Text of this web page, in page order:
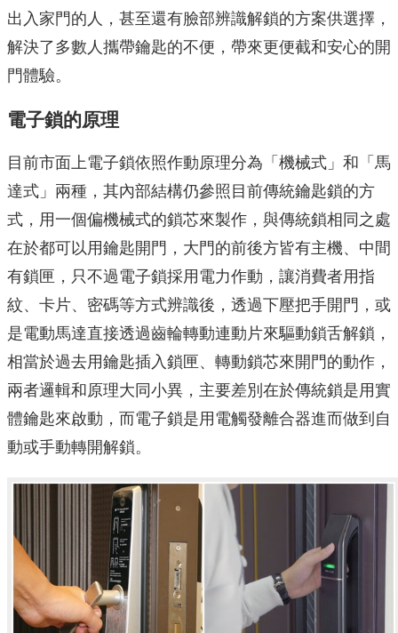
出入家門的人，甚至還有臉部辨識解鎖的方案供選擇，
解決了多數人攜帶鑰匙的不便，帶來更便截和安心的開
門體驗。
電子鎖的原理
目前市面上電子鎖依照作動原理分為「機械式」和「馬
達式」兩種，其內部結構仍參照目前傳統鑰匙鎖的方
式，用一個偏機械式的鎖芯來製作，與傳統鎖相同之處
在於都可以用鑰匙開門，大門的前後方皆有主機、中間
有鎖匣，只不過電子鎖採用電力作動，讓消費者用指
紋、卡片、密碼等方式辨識後，透過下壓把手開門，或
是電動馬達直接透過齒輪轉動連動片來驅動鎖舌解鎖，
相當於過去用鑰匙插入鎖匣、轉動鎖芯來開門的動作，
兩者邏輯和原理大同小異，主要差別在於傳統鎖是用實
體鑰匙來啟動，而電子鎖是用電觸發離合器進而做到自
動或手動轉開解鎖。